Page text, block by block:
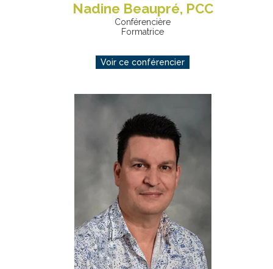
Nadine Beaupré, PCC
Conférencière
Formatrice
Voir ce conférencier